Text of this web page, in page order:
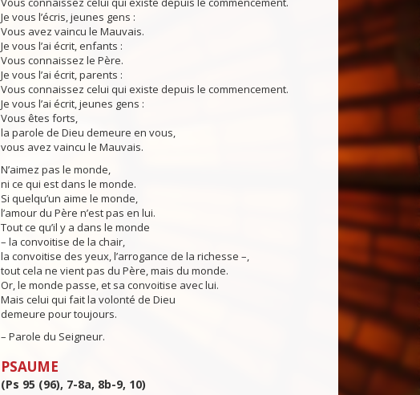
Je vous l’écris, jeunes gens :
Vous avez vaincu le Mauvais.
Je vous l’ai écrit, enfants :
Vous connaissez le Père.
Je vous l’ai écrit, parents :
Vous connaissez celui qui existe depuis le commencement.
Je vous l’ai écrit, jeunes gens :
Vous êtes forts,
la parole de Dieu demeure en vous,
vous avez vaincu le Mauvais.
N’aimez pas le monde,
ni ce qui est dans le monde.
Si quelqu’un aime le monde,
l’amour du Père n’est pas en lui.
Tout ce qu’il y a dans le monde
– la convoitise de la chair,
la convoitise des yeux, l’arrogance de la richesse –,
tout cela ne vient pas du Père, mais du monde.
Or, le monde passe, et sa convoitise avec lui.
Mais celui qui fait la volonté de Dieu
demeure pour toujours.
– Parole du Seigneur.
PSAUME
(Ps 95 (96), 7-8a, 8b-9, 10)